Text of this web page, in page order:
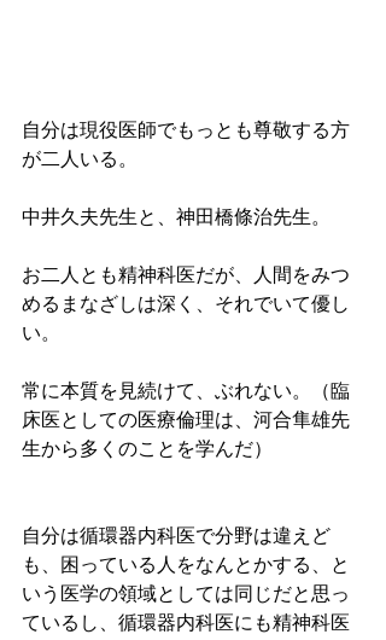
自分は現役医師でもっとも尊敬する方
が二人いる。
中井久夫先生と、神田橋條治先生。
お二人とも精神科医だが、人間をみつ
めるまなざしは深く、それでいて優し
い。
常に本質を見続けて、ぶれない。（臨
床医としての医療倫理は、河合隼雄先
生から多くのことを学んだ）
自分は循環器内科医で分野は違えど
も、困っている人をなんとかする、と
いう医学の領域としては同じだと思っ
ているし、循環器内科医にも精神科医